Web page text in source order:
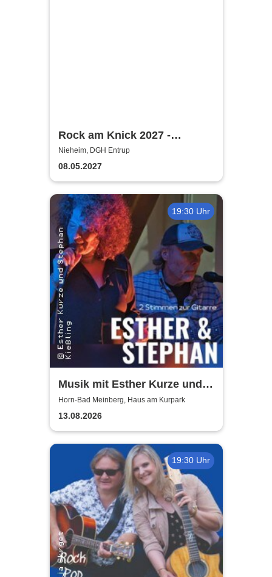
Rock am Knick 2027 -
Hardbone, Jaded Heart
Nieheim, DGH Entrup
08.05.2027
19:30 Uhr
Musik mit Esther Kurze und
Stephan Kießling
Horn-Bad Meinberg, Haus am Kurpark
13.08.2026
19:30 Uhr